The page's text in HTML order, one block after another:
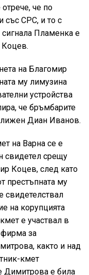
че по
със СРС, и то с
сигнала Пламенка е
на Благомир
му лимузина
устройства
че бръмбарите
Диан Иванов.
на Варна се е
свидетел срещу
Коцев, след като
престъпната му
свидетелствал
на корупцията
е участвал в
фирма за
както и над
кмет
Димитрова е била